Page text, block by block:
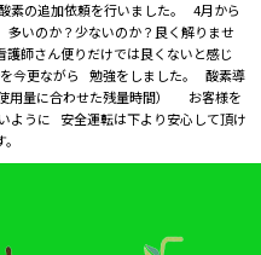
素の追加依頼を行いました。 4月から
いのか？少ないのか？良く解りませ
師さん便りだけでは良くないと感じ
今更ながら 勉強をしました。 酸素導
用量に合わせた残量時間） お客様を
ように 安全運転は下より安心して頂け